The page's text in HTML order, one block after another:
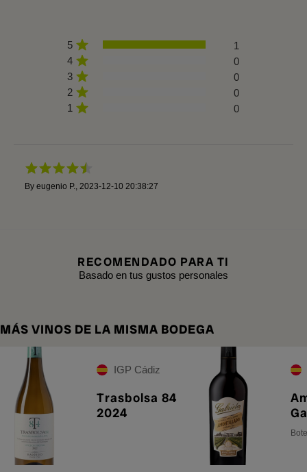
5
1
4
0
3
0
2
0
1
0
By eugenio P. 2023-12-10 20:38:27
RECOMENDADO PARA TI
Basado en tus gustos personales
MÁS VINOS DE LA MISMA BODEGA
IGP Cádiz
Trasbolsa 84
2024